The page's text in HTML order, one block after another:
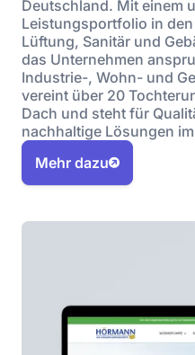
Deutschland. Mit einem
Leistungsportfolio in
Lüftung, Sanitär und
das Unternehmen
Industrie-, Wohn- und
vereint über 20
Dach und steht für
nachhaltige Lösungen
Mehr dazu